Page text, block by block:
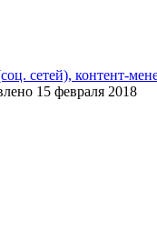
сетей), контент-
15 февраля 2018